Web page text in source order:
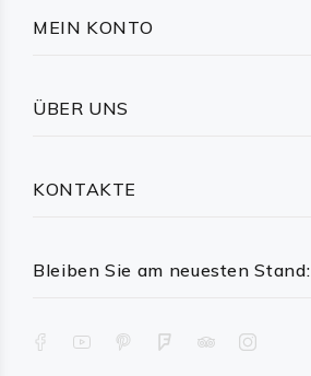
Bleiben Sie am neuesten Stand:
MEIN KONTO
ÜBER UNS
KONTAKTE